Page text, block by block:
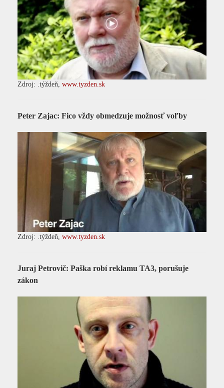
Zdroj: .týždeň, www.tyzden.sk
Peter Zajac: Fico vždy obmedzuje možnosť voľby
Zdroj: .týždeň, www.tyzden.sk
Juraj Petrovič: Paška robí reklamu TA3, porušuje
zákon